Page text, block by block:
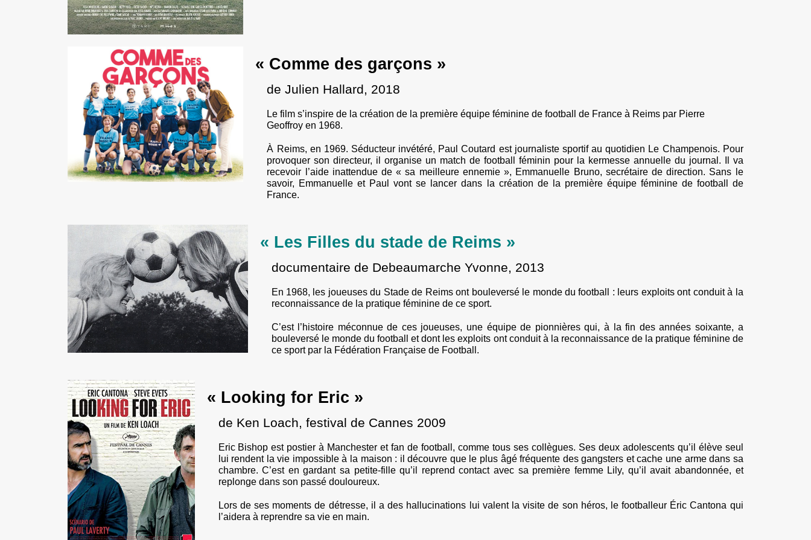
« Comme des garçons »
de Julien Hallard, 2018
Le film s’inspire de la création de la première équipe féminine de football de France à Reims par Pierre
Geoffroy en 1968.
À Reims, en 1969. Séducteur invétéré, Paul Coutard est journaliste sportif au quotidien Le Champenois. Pour
provoquer son directeur, il organise un match de football féminin pour la kermesse annuelle du journal. Il va
recevoir l’aide inattendue de « sa meilleure ennemie », Emmanuelle Bruno, secrétaire de direction. Sans le
savoir, Emmanuelle et Paul vont se lancer dans la création de la première équipe féminine de football de
France.
« Les Filles du stade de Reims »
documentaire de Debeaumarche Yvonne, 2013
En 1968, les joueuses du Stade de Reims ont bouleversé le monde du football : leurs exploits ont conduit à la
reconnaissance de la pratique féminine de ce sport.
C’est l’histoire méconnue de ces joueuses, une équipe de pionnières qui, à la fin des années soixante, a
bouleversé le monde du football et dont les exploits ont conduit à la reconnaissance de la pratique féminine de
ce sport par la Fédération Française de Football.
« Looking for Eric »
de Ken Loach, festival de Cannes 2009
Eric Bishop est postier à Manchester et fan de football, comme tous ses collègues. Ses deux adolescents qu’il élève seul
lui rendent la vie impossible à la maison : il découvre que le plus âgé fréquente des gangsters et cache une arme dans sa
chambre. C’est en gardant sa petite-fille qu’il reprend contact avec sa première femme Lily, qu’il avait abandonnée, et
replonge dans son passé douloureux.
Lors de ses moments de détresse, il a des hallucinations lui valent la visite de son héros, le footballeur Éric Cantona qui
l’aidera à reprendre sa vie en main.